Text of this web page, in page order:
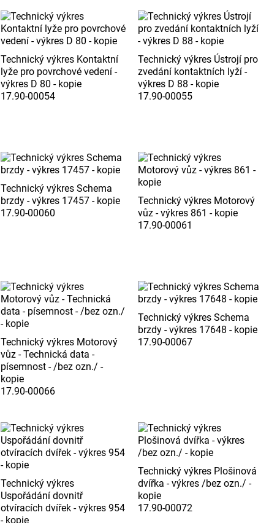
Technický výkres Kontaktní
lyže pro povrchové vedení -
výkres D 80 - kopie
17.90-00054
Technický výkres Ústrojí pro
zvedání kontaktních lyží -
výkres D 88 - kopie
17.90-00055
Technický výkres Schema
brzdy - výkres 17457 - kopie
17.90-00060
Technický výkres Motorový
vůz - výkres 861 - kopie
17.90-00061
Technický výkres Motorový
vůz - Technická data -
písemnost - /bez ozn./ -
kopie
17.90-00066
Technický výkres Schema
brzdy - výkres 17648 - kopie
17.90-00067
Technický výkres
Uspořádání dovnitř
otvíracích dvířek - výkres 954
- kopie
Technický výkres Plošinová
dvířka - výkres /bez ozn./ -
kopie
17.90-00072